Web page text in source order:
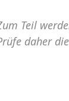
Teil
daher